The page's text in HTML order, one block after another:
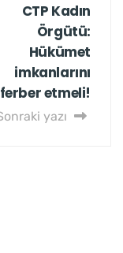
CTP Kadın
Örgütü:
Hükümet
imkanlarını
etmeli!
yazı